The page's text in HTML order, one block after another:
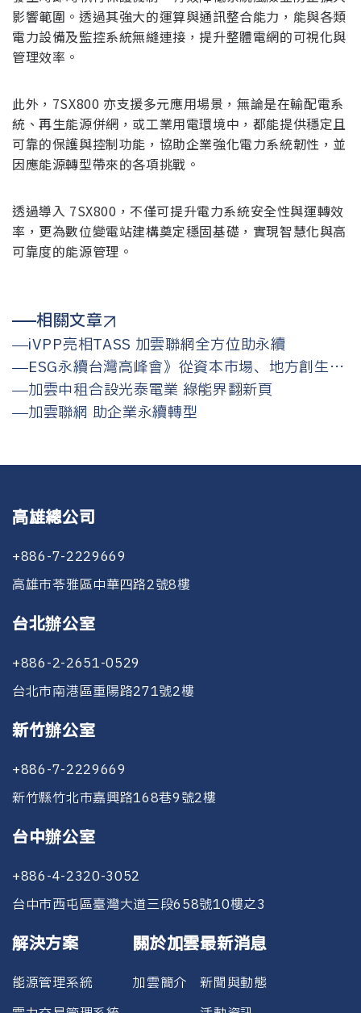
影響範圍。透過其強大的運算與通訊整合能力，能與各類
電力設備及監控系統無縫連接，提升整體電網的可視化與
管理效率。
此外，7SX800 亦支援多元應用場景，無論是在輸配電系
統、再生能源併網，或工業用電環境中，都能提供穩定且
可靠的保護與控制功能，協助企業強化電力系統韌性，並
因應能源轉型帶來的各項挑戰。
透過導入 7SX800，不僅可提升電力系統安全性與運轉效
率，更為數位變電站建構奠定穩固基礎，實現智慧化與高
可靠度的能源管理。
相關文章
iVPP亮相TASS 加雲聯網全方位助永續
ESG永續台灣高峰會》從資本市場、地方創生、
能源轉型看ESG，為何永續仍是不可逆的
加雲中租合設光泰電業 綠能界翻新頁
加雲聯網 助企業永續轉型
高雄總公司
+886-7-2229669
高雄市苓雅區中華四路2號8樓
台北辦公室
+886-2-2651-0529
台北市南港區重陽路271號2樓
新竹辦公室
+886-7-2229669
新竹縣竹北市嘉興路168巷9號2樓
台中辦公室
+886-4-2320-3052
台中市西屯區臺灣大道三段658號10樓之3
解決方案
能源管理系統
關於加雲
加雲簡介
最新消息
新聞與動態